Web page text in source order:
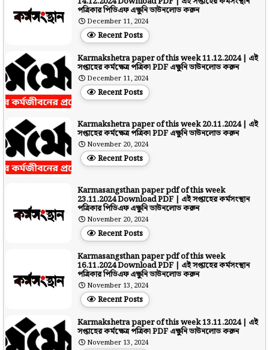
পত্রিকার পিডিএফ এক্ষুনি ডাউনলোড করুন
December 11, 2024
Recent Posts
Karmakshetra paper of this week 11.12.2024 | এই
সপ্তাহের কর্মক্ষেত্র পত্রিকা PDF এক্ষুনি ডাউনলোড করুন
December 11, 2024
Recent Posts
Karmakshetra paper of this week 20.11.2024 | এই
সপ্তাহের কর্মক্ষেত্র পত্রিকা PDF এক্ষুনি ডাউনলোড করুন
November 20, 2024
Recent Posts
Karmasangsthan paper pdf of this week
23.11.2024 Download PDF | এই সপ্তাহের কর্মসংস্থান
পত্রিকার পিডিএফ এক্ষুনি ডাউনলোড করুন
November 20, 2024
Recent Posts
Karmasangsthan paper pdf of this week
16.11.2024 Download PDF | এই সপ্তাহের কর্মসংস্থান
পত্রিকার পিডিএফ এক্ষুনি ডাউনলোড করুন
November 13, 2024
Recent Posts
Karmakshetra paper of this week 13.11.2024 | এই
সপ্তাহের কর্মক্ষেত্র পত্রিকা PDF এক্ষুনি ডাউনলোড করুন
November 13, 2024